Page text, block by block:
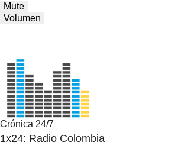
Mute
Volumen
Crónica 24/7
1x24: Radio Colombia